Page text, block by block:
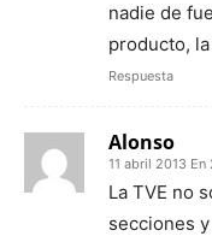
nadie de
producto,
Respuesta
Alonso
11 abril 2013 En
La TVE no
secciones